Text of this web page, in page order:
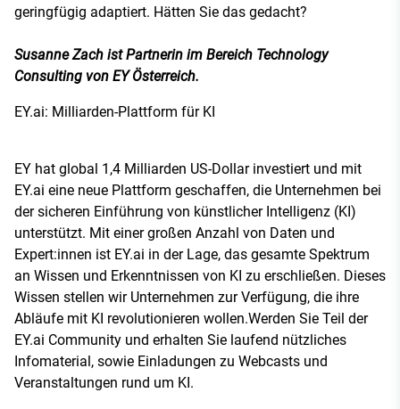
geringfügig adaptiert. Hätten Sie das gedacht?
Susanne Zach ist Partnerin im Bereich Technology
Consulting von EY Österreich.
EY.ai: Milliarden-Plattform für KI
EY hat global 1,4 Milliarden US-Dollar investiert und mit
EY.ai eine neue Plattform geschaffen, die Unternehmen bei
der sicheren Einführung von künstlicher Intelligenz (KI)
unterstützt. Mit einer großen Anzahl von Daten und
Expert:innen ist EY.ai in der Lage, das gesamte Spektrum
an Wissen und Erkenntnissen von KI zu erschließen. Dieses
Wissen stellen wir Unternehmen zur Verfügung, die ihre
Abläufe mit KI revolutionieren wollen.Werden Sie Teil der
EY.ai Community und erhalten Sie laufend nützliches
Infomaterial, sowie Einladungen zu Webcasts und
Veranstaltungen rund um KI.